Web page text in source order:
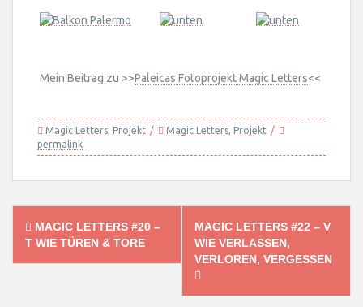
Mein Beitrag zu >>Paleicas Fotoprojekt Magic Letters<<
Magic Letters, Projekt Magic Letters, Projekt
permalink
Post
navigation
MAGIC LETTERS #20 –
T WIE TÜREN & TORE
MAGIC LETTERS #22 – V
WIE VERLASSEN,
VERLOREN, VERGESSEN